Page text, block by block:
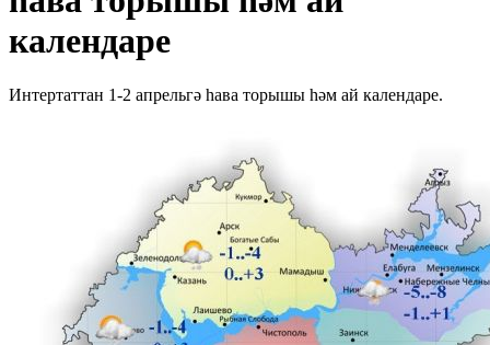
календаре
Интертаттан 1-2 апрельгә һава торышы һәм ай календаре.